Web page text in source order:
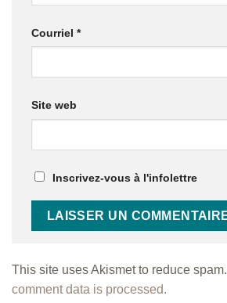
Courriel *
Site web
Inscrivez-vous à l'infolettre
This site uses Akismet to reduce spam.
comment data is processed.